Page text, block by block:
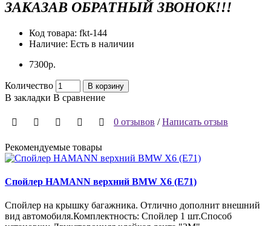
ЗАКАЗАВ ОБРАТНЫЙ ЗВОНОК!!!
Код товара: fkt-144
Наличие: Есть в наличии
7300р.
Количество В корзину
В закладки В сравнение
0 отзывов /Написать отзыв
Рекомендуемые товары
Спойлер HAMANN верхний BMW X6 (E71)
Спойлер на крышку багажника. Отлично дополнит внешний
вид автомобиля.Комплектность: Спойлер 1 шт.Способ